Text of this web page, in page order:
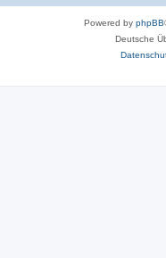
Powered by phpBB
Deutsche